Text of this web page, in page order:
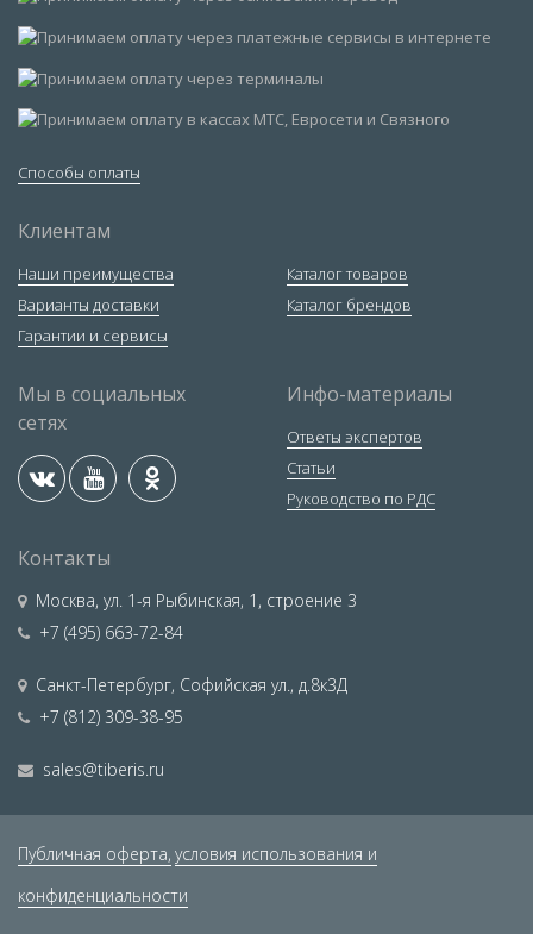
Способы оплаты
Клиентам
Наши преимущества
Варианты доставки
Гарантии и сервисы
Каталог товаров
Каталог брендов
Мы в социальных
сетях
Инфо-материалы
Ответы экспертов
Статьи
Руководство по РДС
Контакты
Москва, ул. 1-я Рыбинская, 1, строение 3
+7 (495) 663-72-84
Санкт-Петербург, Софийская ул., д.8к3Д
+7 (812) 309-38-95
sales@tiberis.ru
Публичная оферта, условия использования и
конфиденциальности